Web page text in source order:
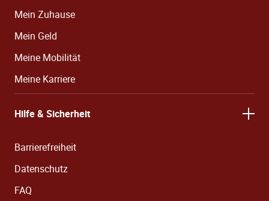
Mein Zuhause
Mein Geld
Meine Mobilität
Meine Karriere
Hilfe & Sicherheit
Barrierefreiheit
Datenschutz
FAQ